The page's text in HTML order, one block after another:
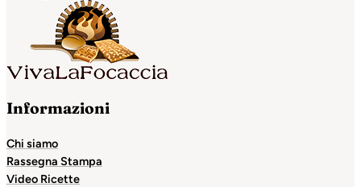
Informazioni
Chi siamo
Rassegna Stampa
Video Ricette